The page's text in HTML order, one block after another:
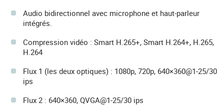
Audio bidirectionnel avec microphone et haut-parleur
intégrés.
Compression vidéo : Smart H.265+, Smart H.264+, H.265,
H.264
Flux 1 (les deux optiques) : 1080p, 720p, 640×360@1-25/30
ips
Flux 2 : 640×360, QVGA@1-25/30 ips